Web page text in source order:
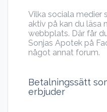
Vilka sociala medier
aktiv på kan du läsa
webbplats. Där får
Sonjas Apotek på
något annat forum.
Betalningssätt
erbjuder